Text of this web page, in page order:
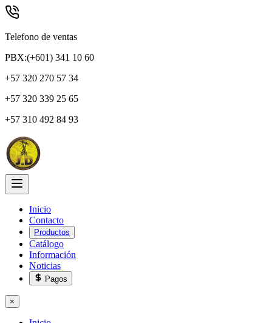
Telefono de ventas
PBX:(+601) 341 10 60
+57 320 270 57 34
+57 320 339 25 65
+57 310 492 84 93
Inicio
Contacto
Productos
Catálogo
Información
Noticias
Pagos
×